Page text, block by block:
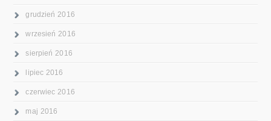
grudzień 2016
wrzesień 2016
sierpień 2016
lipiec 2016
czerwiec 2016
maj 2016